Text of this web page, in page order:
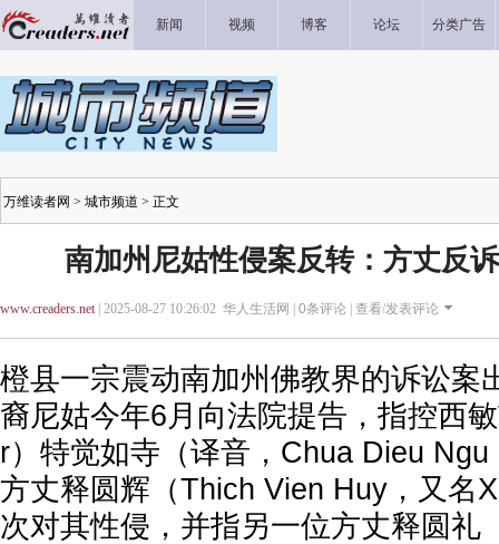
新闻 视频 博客 论坛 分类广告
万维读者网 > 城市频道 > 正文
南加州尼姑性侵案反转：方丈反
www.creaders.net| 2025-08-27 10:26:02 华人生活网 | 0条评论 | 查看/发表评论
橙县一宗震动南加州佛教界的诉讼案
裔尼姑今年6月向法院提告，指控西
r）特觉如寺（译音，Chua Dieu
方丈释圆辉（Thich Vien Huy，又名
次对其性侵，并指另一位方丈释圆礼